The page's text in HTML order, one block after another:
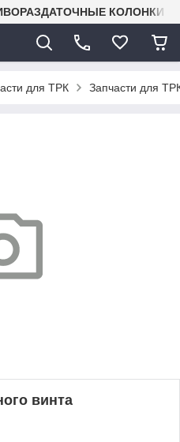
КОЛОНКИ
для ТРК Запчасти для
винта